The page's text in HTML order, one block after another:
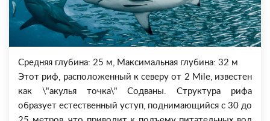
Средняя глубина: 25 м, Максимальная глубина: 32 м
Этот риф, расположенный к северу от 2 Mile, известен
как \"акулья точка\" Содваны. Структура рифа
образует естественный уступ, поднимающийся с 30 до